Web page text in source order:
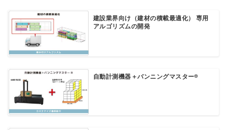
建設業界向け（建材の積載最適化） 専用
アルゴリズムの開発
自動計測機器＋バンニングマスター®